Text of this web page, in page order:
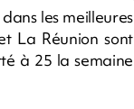
les meilleures
La Réunion sont
à 25 la semaine